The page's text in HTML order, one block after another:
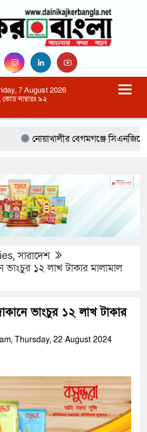
7 August 2026
কোড নাম্বারঃ ৯২
নোয়াখালীর বেগমগঞ্জে সিএনজিতে ১১
,সারাদেশ
ভাংচুর ১২ লাখ টাকার মালামাল
ভাংচুর ১২ লাখ টাকার
Thursday, 22 August 2024